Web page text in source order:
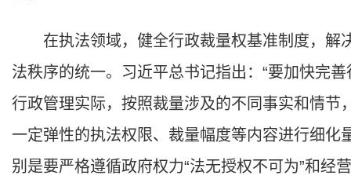
在执法领域，健全行政裁量权基准制度，解
法秩序的统一。习近平总书记指出：“要加快完
行政管理实际，按照裁量涉及的不同事实和情
一定弹性的执法权限、裁量幅度等内容进行细
别是要严格遵循政府权力“法无授权不可为”和经